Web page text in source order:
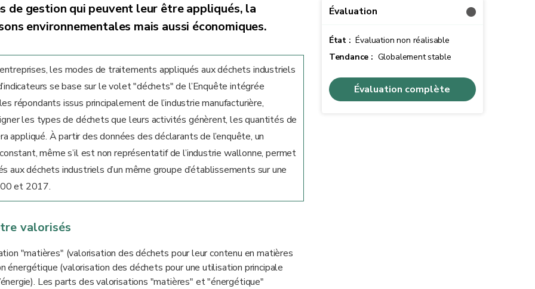
de gestion qui peuvent leur être appliqués, la
environnementales mais aussi économiques.
les modes de traitements appliqués aux déchets industriels
se base sur le volet "déchets" de l’Enquête intégrée
répondants issus principalement de l’industrie manufacturière,
les types de déchets que leurs activités génèrent, les quantités de
appliqué. À partir des données des déclarants de l’enquête, un
même s’il est non représentatif de l’industrie wallonne, permet
aux déchets industriels d’un même groupe d’établissements sur une
et 2017.
valorisés
"matières" (valorisation des déchets pour leur contenu en matières
(valorisation des déchets pour une utilisation principale
Les parts des valorisations "matières" et "énergétique"
Évaluation
État : Évaluation non réalisable
Tendance : Globalement stable
Évaluation complète